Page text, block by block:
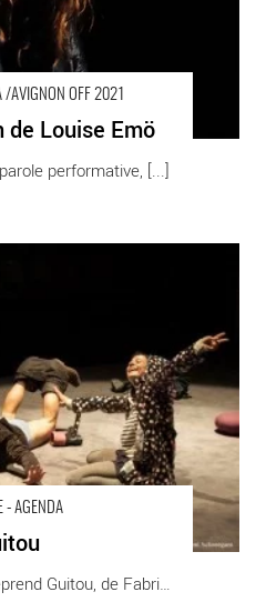
/AVIGNON OFF 2021
de Louise Emö
performative, [...]
- AGENDA
Guy Pierre Couleau reprend Guitou, de Fabrice [...]